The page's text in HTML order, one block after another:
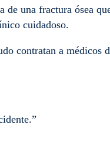
una fractura ósea
cuidadoso.
contratan a médicos